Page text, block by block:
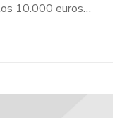
10.000 euros…